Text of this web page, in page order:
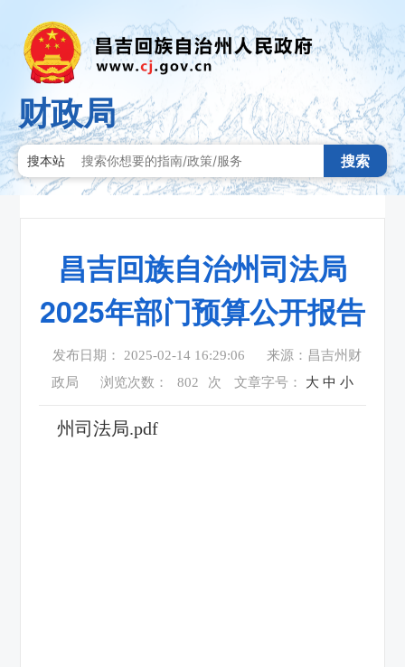
财政局
搜本站 搜索
昌吉回族自治州司法局
2025年部门预算公开报告
发布日期： 2025-02-14 16:29:06
来源：昌吉州财
政局
浏览次数： 802 次 文章字号： 大 中 小
州司法局.pdf